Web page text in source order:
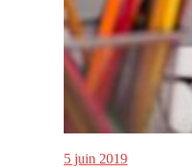
5 juin 2019